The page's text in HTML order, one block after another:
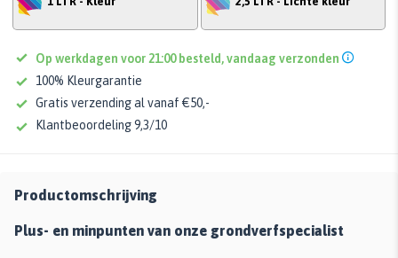
Op werkdagen voor 21:00 besteld, vandaag verzonden
100% Kleurgarantie
Gratis verzending al vanaf €50,-
Klantbeoordeling 9,3/10
Productomschrijving
Plus- en minpunten van onze grondverfspecialist